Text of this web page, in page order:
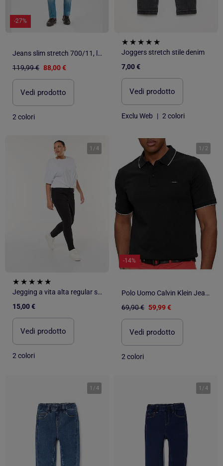
-27%
Jeans slim stretch 700/11, lunghezza 34
119,99 € 88,00 €
Vedi prodotto
2 colori
Joggers stretch stile denim
7,00 €
Vedi prodotto
Exclu Web | 2 colori
1 /4
Jegging a vita alta regular stretch
15,00 €
Vedi prodotto
2 colori
1 / 2
-14%
Polo Uomo Calvin Klein Jeans Elasticizzata
69,90 € 59,99 €
Vedi prodotto
2 colori
1 /4 1 /4